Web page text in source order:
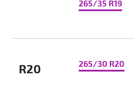
265/35 R19
R20 265/30 R20